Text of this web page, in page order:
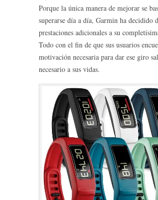
Porque la única manera de mejorar se
superarse día a día, Garmin ha decidido
prestaciones adicionales a su
Todo con el fin de que sus usuarios
motivación necesaria para dar ese giro
necesario a sus vidas.